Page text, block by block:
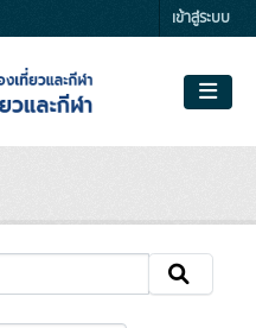
เข้าสู่ระบบ